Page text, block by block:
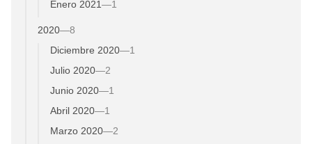
Enero 2021—1
2020—8
Diciembre 2020—1
Julio 2020—2
Junio 2020—1
Abril 2020—1
Marzo 2020—2